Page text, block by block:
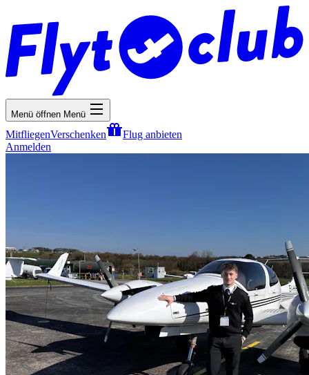
Menü öffnen Menü
MitfliegenVerschenken
Flug anbieten
Anmelden